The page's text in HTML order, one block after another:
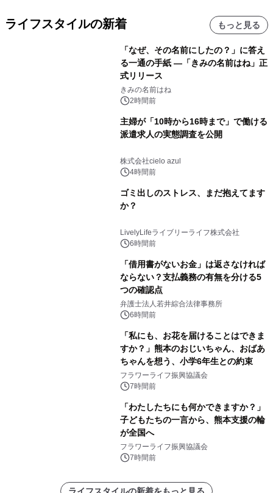
ライフスタイルの新着 もっと見る
「なぜ、その名前にしたの？」に答え
る一通の手紙 ―「きみの名前はね」正
式リリース
きみの名前はね
2時間前
主婦が「10時から16時まで」で働ける
派遣求人の実態調査を公開
株式会社cielo azul
4時間前
ゴミ出しのストレス、まだ抱えてます
か？
LivelyLifeライブリーライフ株式会社
6時間前
「借用書がないお金」は返さなければ
ならない？支払義務の有無を分ける5
つの確認点
弁護士法人若井綜合法律事務所
6時間前
「私にも、お花を届けることはできま
すか？」熊本のおじいちゃん、おばあ
ちゃんを想う、小学6年生との約束
フラワーライフ振興協議会
7時間前
「わたしたちにも何かできますか？」
子どもたちの一言から、熊本支援の輪
が全国へ
フラワーライフ振興協議会
7時間前
ライフスタイルの新着をもっと見る